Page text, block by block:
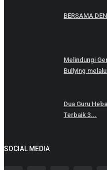
BERSAMA
Melindungi
Bullying
Dua Guru
Terbaik 3...
SOCIAL MEDIA